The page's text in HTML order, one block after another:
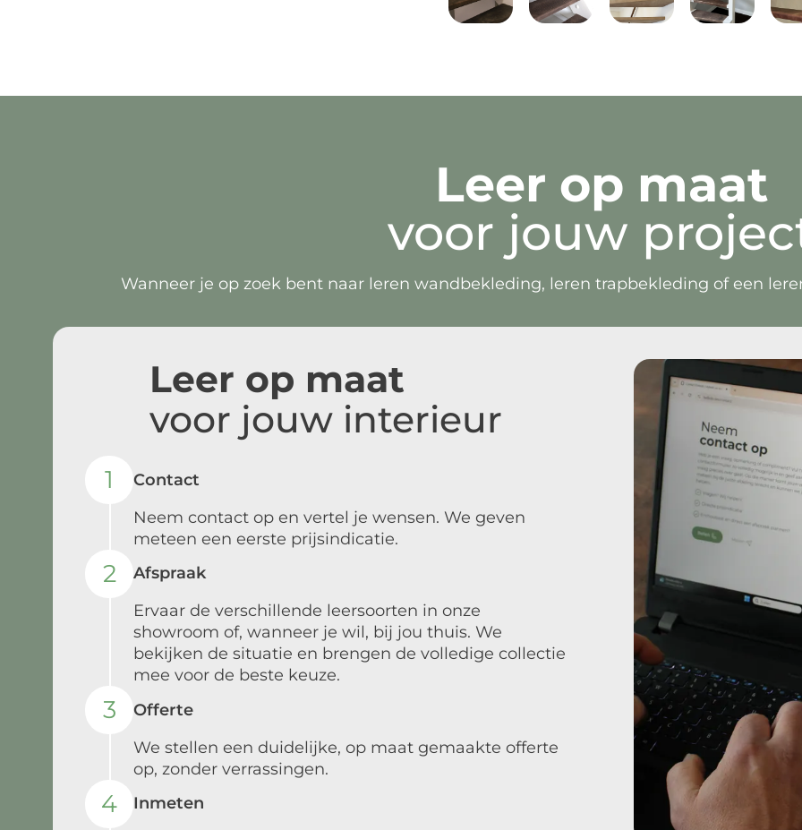
Leer op maat
voor jouw
Wanneer je op zoek bent naar leren wandbekleding, leren trapbekleding of een
Leer op maat
voor jouw interieur
1
Contact
Neem contact op en vertel je wensen. We geven
meteen een eerste prijsindicatie.
2
Afspraak
Ervaar de verschillende leersoorten in onze
showroom of, wanneer je wil, bij jou thuis. We
bekijken de situatie en brengen de volledige collectie
mee voor de beste keuze.
3
Offerte
We stellen een duidelijke, op maat gemaakte offerte
op, zonder verrassingen.
4
Inmeten